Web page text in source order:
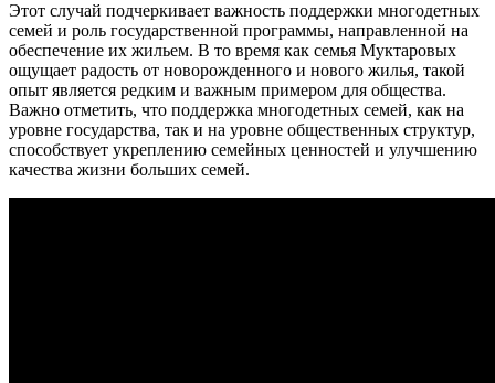
Этот случай подчеркивает важность поддержки многодетных
семей и роль государственной программы, направленной на
обеспечение их жильем. В то время как семья Муктаровых
ощущает радость от новорожденного и нового жилья, такой
опыт является редким и важным примером для общества.
Важно отметить, что поддержка многодетных семей, как на
уровне государства, так и на уровне общественных структур,
способствует укреплению семейных ценностей и улучшению
качества жизни больших семей.